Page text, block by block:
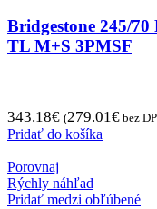
Bridgestone 245/
TL M+S 3PMSF
343.18€ (279.01€ bez
Pridať do košíka
Porovnaj
Rýchly náhľad
Pridať medzi obľúbené